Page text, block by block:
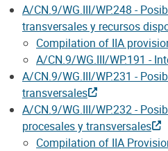
A/CN.9/WG.III/WP.248 -
transversales y recursos
Compilation of IIA
A/CN.9/WG.III/WP.191 -
A/CN.9/WG.III/WP.231 -
transversales
A/CN.9/WG.III/WP.232 -
procesales y transversales
Compilation of IIA